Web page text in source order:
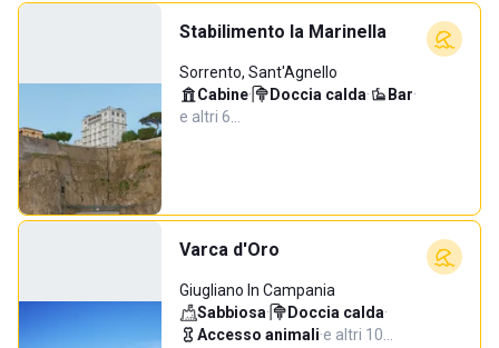
Stabilimento la Marinella
Sorrento, Sant'Agnello
Cabine· Doccia calda· Bar·
e altri 6…
Varca d'Oro
Giugliano In Campania
Sabbiosa· Doccia calda·
Accesso animali·e altri 10…